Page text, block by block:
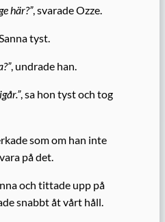
här?”, svarade Ozze.
tyst.
, undrade han.
, sa hon tyst och tog
som om han inte
på det.
och tittade upp på
snabbt åt vårt håll.